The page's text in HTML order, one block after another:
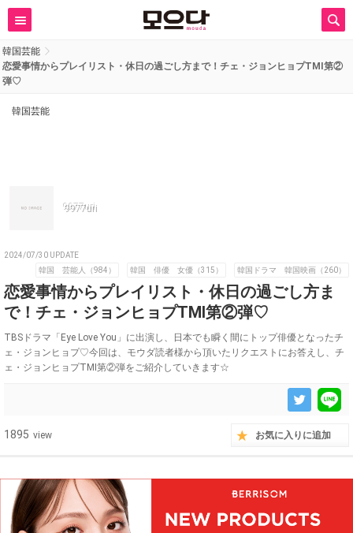
韓国芸能
恋愛事情からプレイリスト・休日の過ごし方まで！チェ・ジョンヒョプTMI第②
弾♡
韓国芸能
9977uri
2024/07/30 UPDATE
韓国 芸能人（984）
韓国 俳優 女優（315） 韓国ドラマ 韓国映画（260）
恋愛事情からプレイリスト・休日の過ごし方ま
で！チェ・ジョンヒョプTMI第②弾♡
TBSドラマ「Eye Love You」に出演し、日本でも瞬く間にトップ俳優となったチ
ェ・ジョンヒョプ♡今回は、モウダ読者様から頂いたリクエストにお答えし、チ
ェ・ジョンヒョプTMI第②弾をご紹介していきます☆
1895 view お気に入りに追加